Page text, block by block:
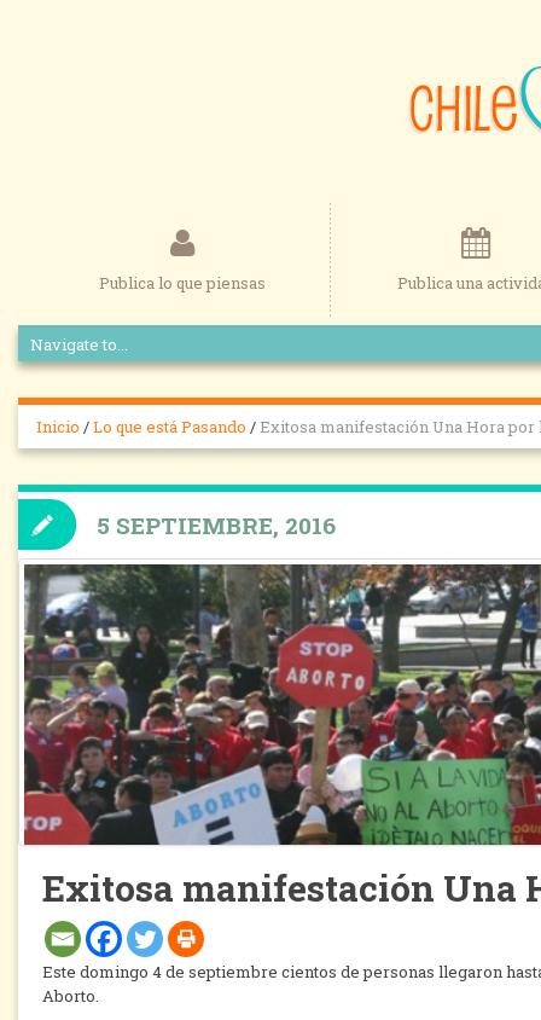
Publica lo que piensas Publica una
Inicio /Lo que está Pasando / Exitosa manifestación Una Hora por
Exitosa manifestación Una
Este domingo 4 de septiembre cientos de personas llegaron
Aborto.
5 SEPTIEMBRE, 2016